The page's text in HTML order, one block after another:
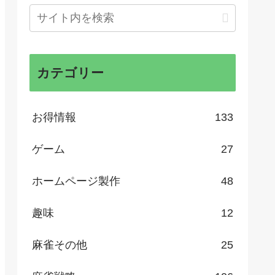
カテゴリー
お得情報 133
ゲーム 27
ホームページ製作 48
趣味 12
麻雀その他 25